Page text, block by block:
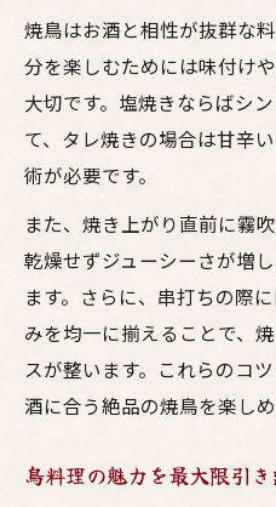
家庭で出来る串打ち簡
居酒屋流簡単串打
大阪風焼鳥の串
る方法
梅田気分を楽しむ
焼き鳥の串打ち道
お酒に合う焼鳥は
由
失敗しない焼き鳥調理
居酒屋職人直伝の
へ
大阪仕込みの焼鳥
焼鳥はお酒と相性が抜群な
分を楽しむためには味付け
大切です。塩焼きならばシ
て、タレ焼きの場合は甘辛
術が必要です。
また、焼き上がり直前に霧
乾燥せずジューシーさが増
ます。さらに、串打ちの際
みを均一に揃えることで、
スが整います。これらのコ
酒に合う絶品の焼鳥を楽しめ
鳥料理の魅力を最大限引